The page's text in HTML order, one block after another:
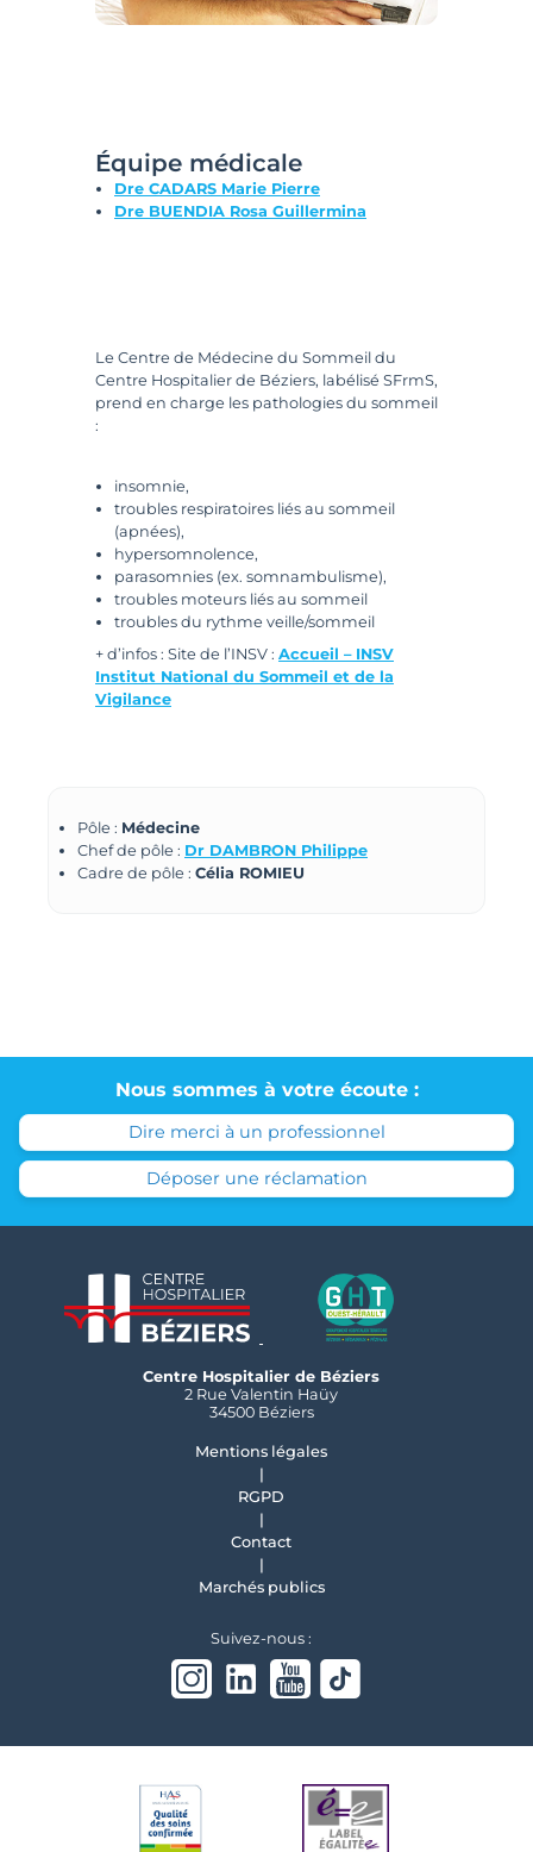
Équipe médicale
Dre CADARS Marie Pierre
Dre BUENDIA Rosa Guillermina
Le Centre de Médecine du Sommeil du
Centre Hospitalier de Béziers, labélisé SFrmS,
prend en charge les pathologies du sommeil
:
insomnie,
troubles respiratoires liés au sommeil
(apnées),
hypersomnolence,
parasomnies (ex. somnambulisme),
troubles moteurs liés au sommeil
troubles du rythme veille/sommeil
+ d’infos : Site de l’INSV : Accueil – INSV
Institut National du Sommeil et de la
Vigilance
Pôle : Médecine
Chef de pôle : Dr DAMBRON Philippe
Cadre de pôle : Célia ROMIEU
Nous sommes à votre écoute :
Dire merci à un professionnel
Déposer une réclamation
Centre Hospitalier de Béziers
2 Rue Valentin Haüy
34500 Béziers
Mentions légales
RGPD
Contact
Marchés publics
Suivez-nous :
Instagram
linkedin
Youtube
Tiktok